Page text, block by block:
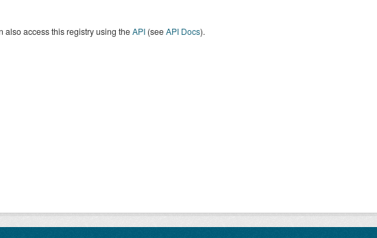
also access this registry using theAPI(seeAPI Docs).